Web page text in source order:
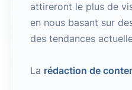
attireront le plus de
en nous basant sur
des tendances
La rédaction de